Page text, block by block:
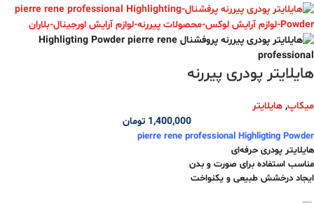
مناسب هدیه
کیفیت حرفه‌ای
ویژگی ها :
شستشوی آسان
بدون چسبندگی
فاقد مواد سرطان زا
بدون تست حیوانی
حجم دهنده قوی
هایلایتر پودری پیررنه
میکاپ, هایلایتر
1,400,000 تومان
pierre rene professional Highligting Powder
هایلایتر پودری حرفه‌ای
مناسب استفاده برای صورت و بدن
ایجاد درخشش طبیعی و یکنواخت